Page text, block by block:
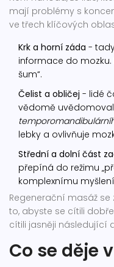
mají problémy s
ve třech klíčových
Krk a horní záda -
informace do
šum“.
Čelist a obličej - lidé
vědomě
lebky a ovlivňuje
Střední a dolní část
přepíná do režimu
komplexnímu
Regenerační masáž
to, abyste se cítili
cítili jasněji následující
Co se děje